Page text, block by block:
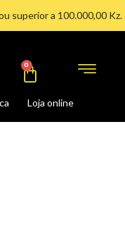
superior a 100.000,00 Kz.
Loja online
0 Cart